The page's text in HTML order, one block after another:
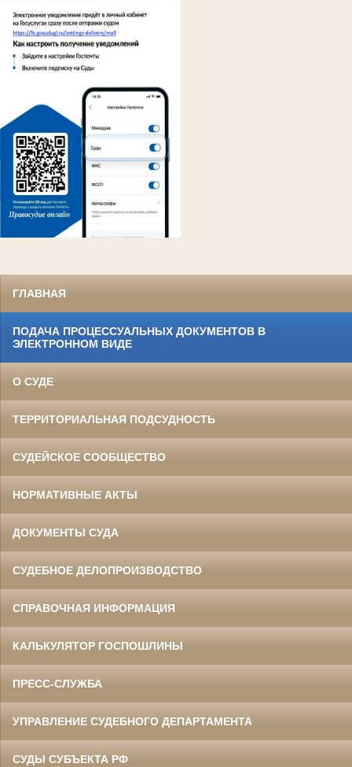
ГЛАВНАЯ
ПОДАЧА ПРОЦЕССУАЛЬНЫХ ДОКУМЕНТОВ В
ЭЛЕКТРОННОМ ВИДЕ
О СУДЕ
ТЕРРИТОРИАЛЬНАЯ ПОДСУДНОСТЬ
СУДЕЙСКОЕ СООБЩЕСТВО
НОРМАТИВНЫЕ АКТЫ
ДОКУМЕНТЫ СУДА
СУДЕБНОЕ ДЕЛОПРОИЗВОДСТВО
СПРАВОЧНАЯ ИНФОРМАЦИЯ
КАЛЬКУЛЯТОР ГОСПОШЛИНЫ
ПРЕСС-СЛУЖБА
УПРАВЛЕНИЕ СУДЕБНОГО ДЕПАРТАМЕНТА
СУДЫ СУБЪЕКТА РФ